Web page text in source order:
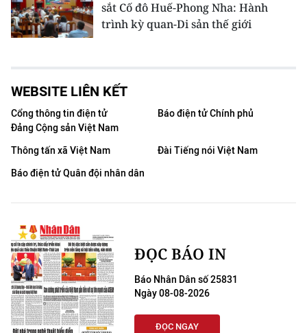
sắt Cố đô Huế-Phong Nha: Hành
trình kỳ quan-Di sản thế giới
WEBSITE LIÊN KẾT
Cổng thông tin điện tử
Đảng Cộng sản Việt Nam
Báo điện tử Chính phủ
Thông tấn xã Việt Nam
Đài Tiếng nói Việt Nam
Báo điện tử Quân đội nhân dân
ĐỌC BÁO IN
Báo Nhân Dân số 25831
Ngày 08-08-2026
ĐỌC NGAY